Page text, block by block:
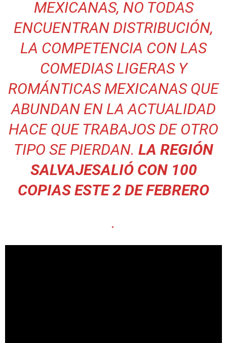
MEXICANAS, NO TODAS
ENCUENTRAN DISTRIBUCIÓN,
LA COMPETENCIA CON LAS
COMEDIAS LIGERAS Y
ROMÁNTICAS MEXICANAS QUE
ABUNDAN EN LA ACTUALIDAD
HACE QUE TRABAJOS DE OTRO
TIPO SE PIERDAN. LA REGIÓN
SALVAJESALIÓ CON 100
COPIAS ESTE 2 DE FEBRERO
.